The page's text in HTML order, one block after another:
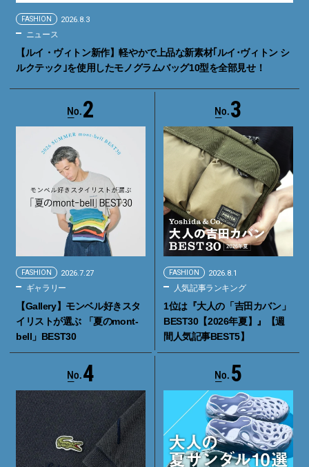
FASHION 2026.8.3
ニュース
【ルイ・ヴィトン新作】軽やかで上品な新素材｢ルイ･ヴィトン シ
ルクテック｣を使用したモノグラムバッグ10型を全部見せ！
2
FASHION 2026.7.27
ギャラリー
【Gallery】モンベル好きスタ
イリストが選ぶ 「夏のmont-
bell」BEST30
3
FASHION 2026.8.1
人気記事ランキング
1位は『大人の「吉田カバン」
BEST30【2026年夏】』【週
間人気記事BEST5】
4 5